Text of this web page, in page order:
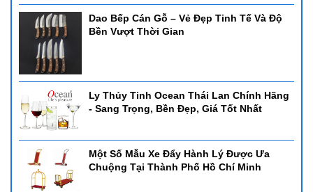
Dao Bếp Cán Gỗ – Vẻ Đẹp Tinh Tế Và Độ
Bền Vượt Thời Gian
Ly Thủy Tinh Ocean Thái Lan Chính Hãng
- Sang Trọng, Bền Đẹp, Giá Tốt Nhất
Một Số Mẫu Xe Đẩy Hành Lý Được Ưa
Chuộng Tại Thành Phố Hồ Chí Minh